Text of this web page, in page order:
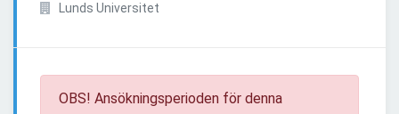
Lunds Universitet
OBS! Ansökningsperioden för denna